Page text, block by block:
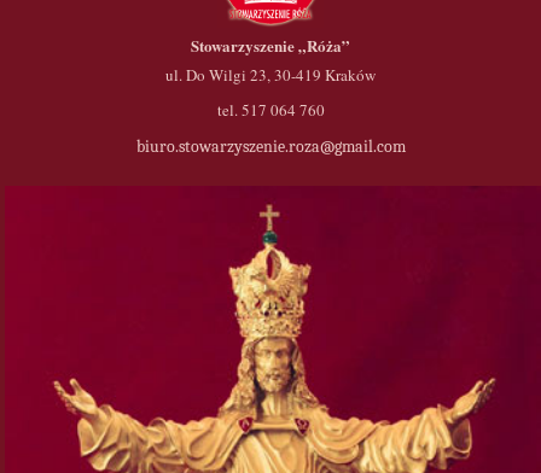
Stowarzyszenie„Róża”
ul. Do Wilgi 23, 30-419 Kraków
tel. 517 064 760
biuro.stowarzyszenie.roza@gmail.com